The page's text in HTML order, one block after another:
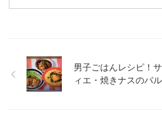
男子ごはんレシピ！
ィエ・焼きナスのバ